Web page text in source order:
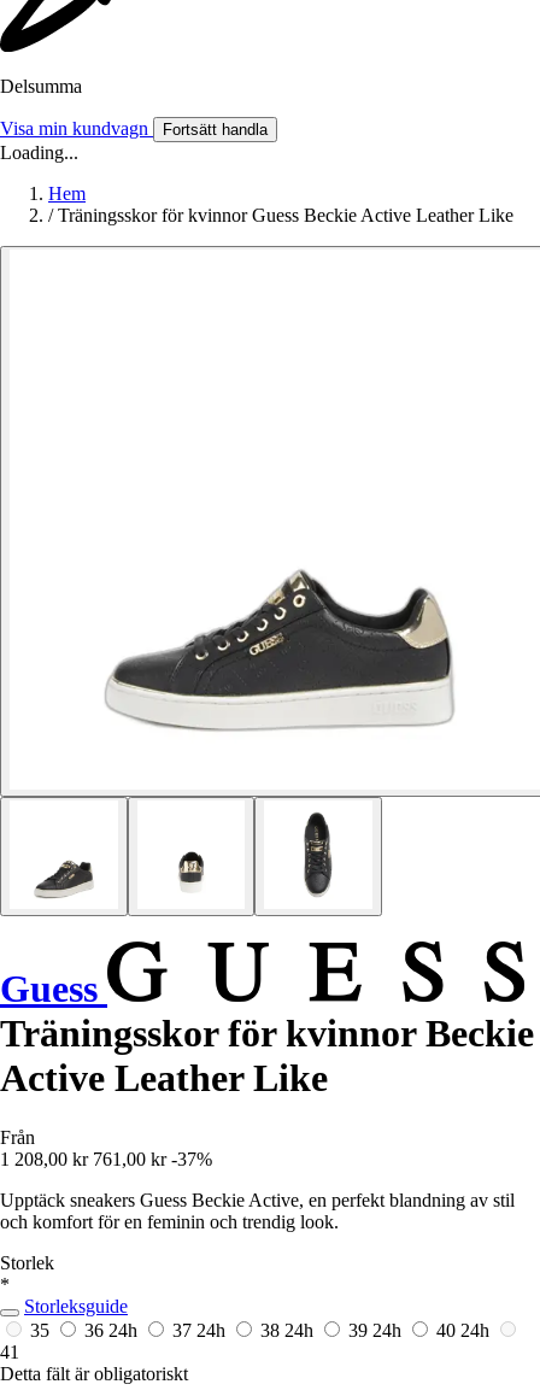
Delsumma
Visa min kundvagn Fortsätt handla
Loading...
Hem
/ Träningsskor för kvinnor Guess Beckie Active Leather Like
Guess
Träningsskor för kvinnor Beckie
Active Leather Like
Från
1 208,00 kr 761,00 kr -37%
Upptäck sneakers Guess Beckie Active, en perfekt blandning av stil
och komfort för en feminin och trendig look.
Storlek
*
Storleksguide
35
36 24h 37 24h 38 24h 39 24h 40 24h
41
Detta fält är obligatoriskt